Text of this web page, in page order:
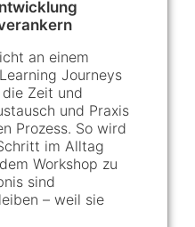
an einem
Journeys
Zeit und
und Praxis
Prozess. So wird
im Alltag
Workshop zu
sind
– weil sie